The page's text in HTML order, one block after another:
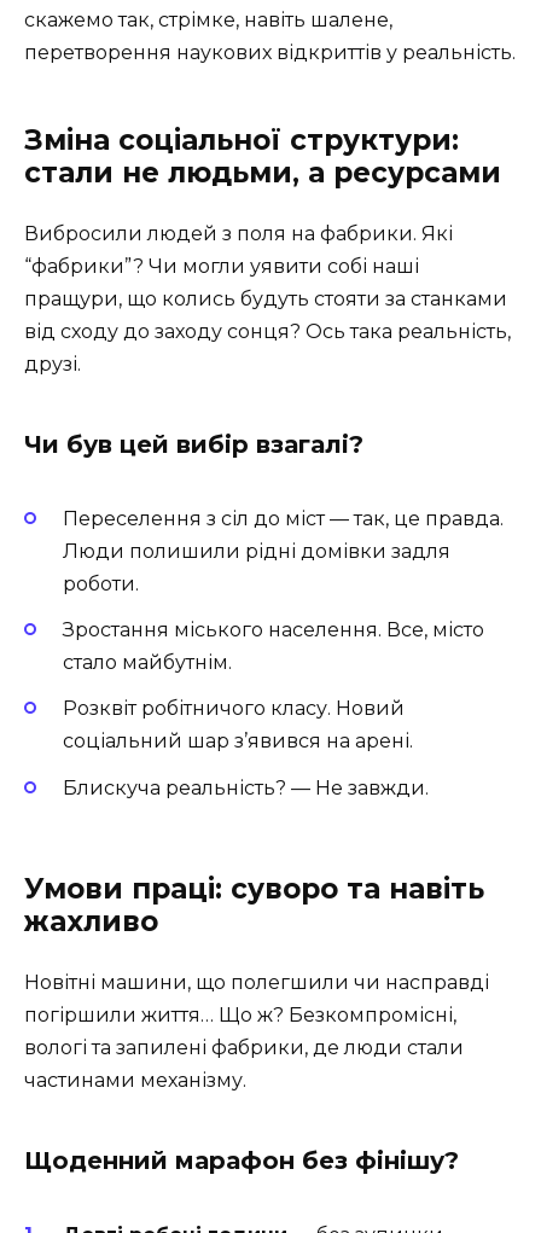
скажемо так, стрімке, навіть шалене,
перетворення наукових відкриттів у реальність.
Зміна соціальної структури:
стали не людьми, а ресурсами
Вибросили людей з поля на фабрики. Які
“фабрики”? Чи могли уявити собі наші
пращури, що колись будуть стояти за станками
від сходу до заходу сонця? Ось така реальність,
друзі.
Чи був цей вибір взагалі?
Переселення з сіл до міст — так, це правда.
Люди полишили рідні домівки задля
роботи.
Зростання міського населення. Все, місто
стало майбутнім.
Розквіт робітничого класу. Новий
соціальний шар з’явився на арені.
Блискуча реальність? — Не завжди.
Умови праці: суворо та навіть
жахливо
Новітні машини, що полегшили чи насправді
погіршили життя… Що ж? Безкомпромісні,
вологі та запилені фабрики, де люди стали
частинами механізму.
Щоденний марафон без фінішу?